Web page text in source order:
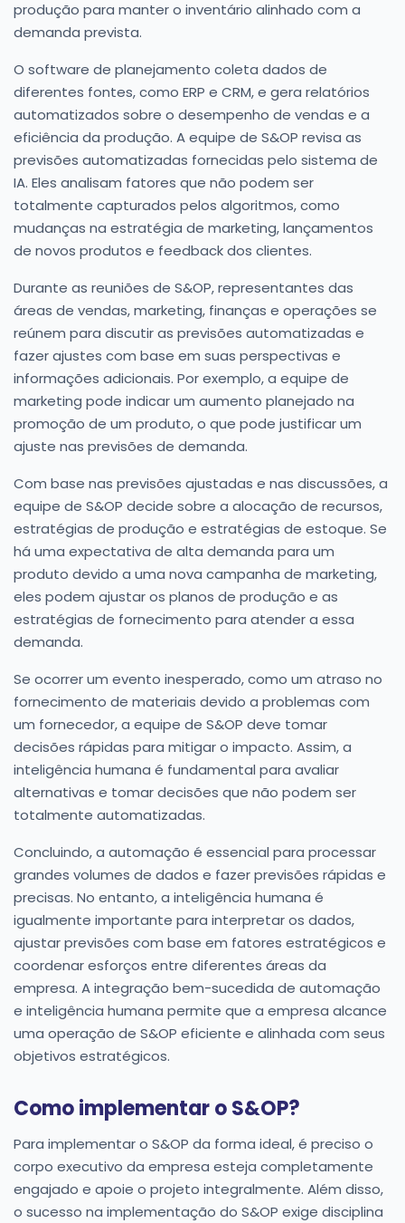
produção para manter o inventário alinhado com a
demanda prevista.
O software de planejamento coleta dados de
diferentes fontes, como ERP e CRM, e gera relatórios
automatizados sobre o desempenho de vendas e a
eficiência da produção. A equipe de S&OP revisa as
previsões automatizadas fornecidas pelo sistema de
IA. Eles analisam fatores que não podem ser
totalmente capturados pelos algoritmos, como
mudanças na estratégia de marketing, lançamentos
de novos produtos e feedback dos clientes.
Durante as reuniões de S&OP, representantes das
áreas de vendas, marketing, finanças e operações se
reúnem para discutir as previsões automatizadas e
fazer ajustes com base em suas perspectivas e
informações adicionais. Por exemplo, a equipe de
marketing pode indicar um aumento planejado na
promoção de um produto, o que pode justificar um
ajuste nas previsões de demanda.
Com base nas previsões ajustadas e nas discussões, a
equipe de S&OP decide sobre a alocação de recursos,
estratégias de produção e estratégias de estoque. Se
há uma expectativa de alta demanda para um
produto devido a uma nova campanha de marketing,
eles podem ajustar os planos de produção e as
estratégias de fornecimento para atender a essa
demanda.
Se ocorrer um evento inesperado, como um atraso no
fornecimento de materiais devido a problemas com
um fornecedor, a equipe de S&OP deve tomar
decisões rápidas para mitigar o impacto. Assim, a
inteligência humana é fundamental para avaliar
alternativas e tomar decisões que não podem ser
totalmente automatizadas.
Concluindo, a automação é essencial para processar
grandes volumes de dados e fazer previsões rápidas e
precisas. No entanto, a inteligência humana é
igualmente importante para interpretar os dados,
ajustar previsões com base em fatores estratégicos e
coordenar esforços entre diferentes áreas da
empresa. A integração bem-sucedida de automação
e inteligência humana permite que a empresa alcance
uma operação de S&OP eficiente e alinhada com seus
objetivos estratégicos.
Como implementar o S&OP?
Para implementar o S&OP da forma ideal, é preciso o
corpo executivo da empresa esteja completamente
engajado e apoie o projeto integralmente. Além disso,
o sucesso na implementação do S&OP exige disciplina